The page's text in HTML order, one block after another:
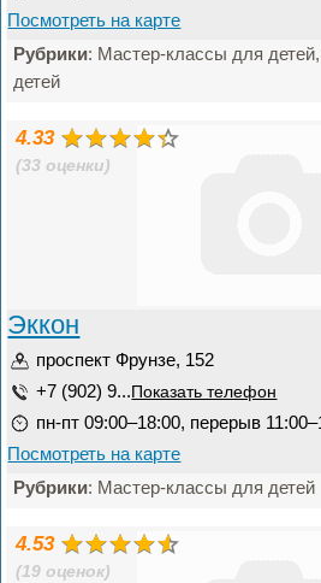
Посмотреть на карте
Рубрики: Мастер-классы для
детей
4.33
(33 оценки)
Эккон
проспект Фрунзе, 152
+7 (902) 9... Показать телефон
пн-пт 09:00–18:00, перерыв
Посмотреть на карте
Рубрики: Мастер-классы для детей
4.53
(19 оценок)